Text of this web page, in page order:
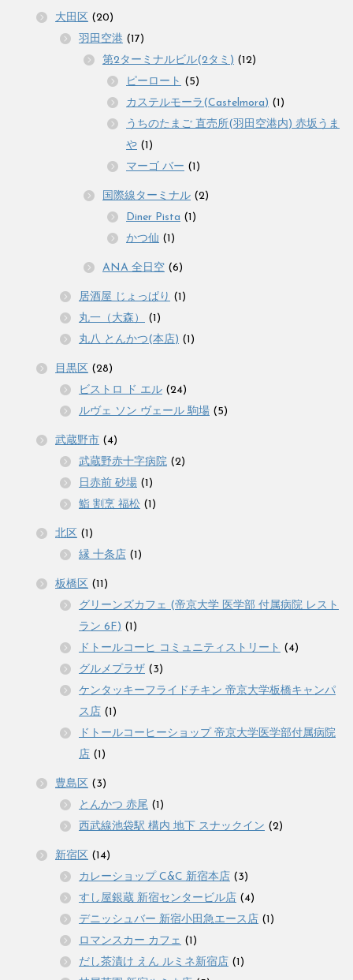
大田区 (20)
羽田空港 (17)
第2ターミナルビル(2タミ) (12)
ピーロート (5)
カステルモーラ(Castelmora) (1)
うちのたまご 直売所(羽田空港内) 赤坂うま
や (1)
マーゴ バー (1)
国際線ターミナル (2)
Diner Pista (1)
かつ仙 (1)
ANA 全日空 (6)
居酒屋 じょっぱり (1)
丸一（大森）
(1)
丸八 とんかつ(本店) (1)
目黒区 (28)
ビストロ ド エル (24)
ルヴェ ソン ヴェール 駒場 (5)
武蔵野市 (4)
武蔵野赤十字病院 (2)
日赤前 砂場 (1)
鮨 割烹 福松 (1)
北区 (1)
縁 十条店 (1)
板橋区 (11)
グリーンズカフェ (帝京大学 医学部 付属病院 レスト
ラン 6F) (1)
ドトールコーヒ コミュニティストリート (4)
グルメプラザ (3)
ケンタッキーフライドチキン 帝京大学板橋キャンパ
ス店 (1)
ドトールコーヒーショップ 帝京大学医学部付属病院
店 (1)
豊島区 (3)
とんかつ 赤尾 (1)
西武線池袋駅 構内 地下 スナックイン (2)
新宿区 (14)
カレーショップ C&C 新宿本店 (3)
すし屋銀蔵 新宿センタービル店 (4)
デニッシュバー 新宿小田急エース店 (1)
ロマンスカー カフェ (1)
だし茶漬け えん ルミネ新宿店 (1)